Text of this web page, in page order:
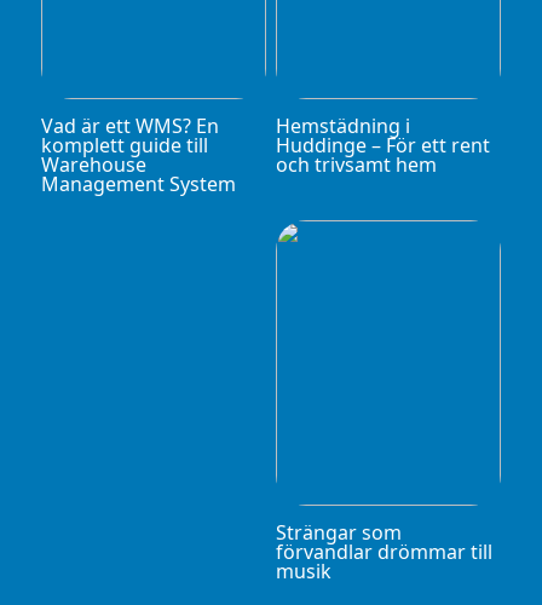
Vad är ett WMS? En
komplett guide till
Warehouse
Management System
Hemstädning i
Huddinge – För ett rent
och trivsamt hem
Strängar som
förvandlar drömmar till
musik